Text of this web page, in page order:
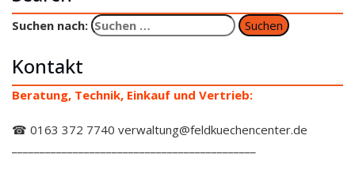
Suchen nach:
Kontakt
Beratung, Technik, Einkauf und Vertrieb:
☎ 0163 372 7740 verwaltung@feldkuechencenter.de